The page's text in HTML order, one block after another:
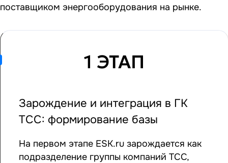
поставщиком энергооборудования на рынке.
1 ЭТАП
Зарождение и интеграция в ГК
ТСС: формирование базы
На первом этапе ESK.ru зарождается как
подразделение группы компаний ТСС,